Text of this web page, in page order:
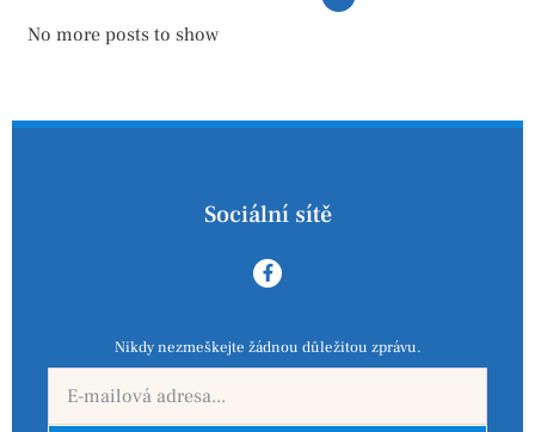
No more posts to show
Sociální sítě
Nikdy nezmeškejte žádnou důležitou zprávu.